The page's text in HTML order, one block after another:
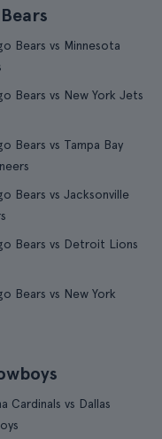
Bears vs Minnesota
Bears vs New York Jets
Bears vs Tampa Bay
Bears vs Jacksonville
Bears vs Detroit Lions
Bears vs New York
Cardinals vs Dallas